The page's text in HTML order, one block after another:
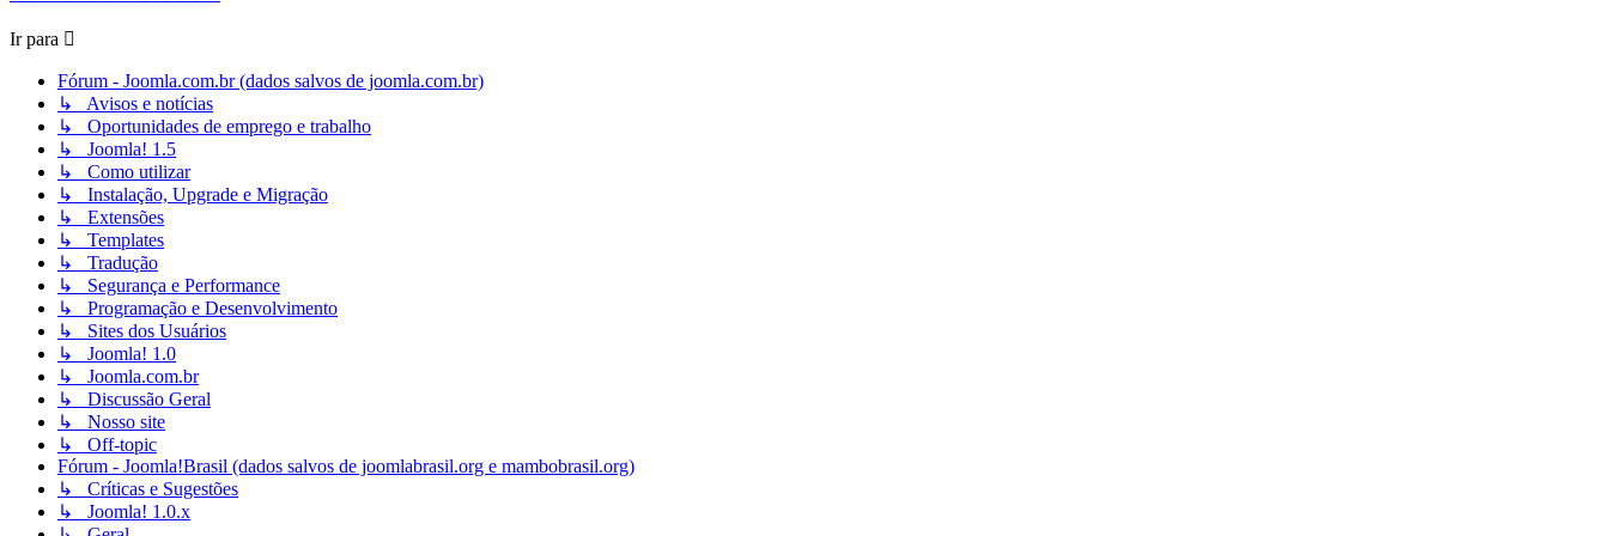
Ir para
Fórum - Joomla.com.br (dados salvos de joomla.com.br)
↳ Avisos e notícias
↳ Oportunidades de emprego e trabalho
↳ Joomla! 1.5
↳ Como utilizar
↳ Instalação, Upgrade e Migração
↳ Extensões
↳ Templates
↳ Tradução
↳ Segurança e Performance
↳ Programação e Desenvolvimento
↳ Sites dos Usuários
↳ Joomla! 1.0
↳ Joomla.com.br
↳ Discussão Geral
↳ Nosso site
↳ Off-topic
Fórum - Joomla!Brasil (dados salvos de joomlabrasil.org e mambobrasil.org)
↳ Críticas e Sugestões
↳ Joomla! 1.0.x